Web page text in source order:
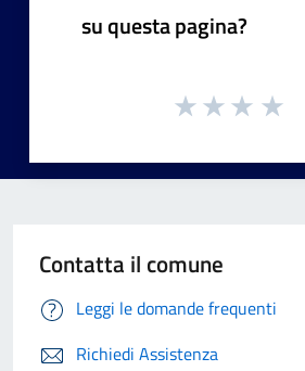
su questa pagina?
Contatta il comune
Leggi le domande frequenti
Richiedi Assistenza